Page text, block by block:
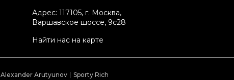
Адрес: 117105, г. Москва,
Варшавское шоссе, 9с28
Найти нас на карте
Alexander Arutyunov Sporty Rich